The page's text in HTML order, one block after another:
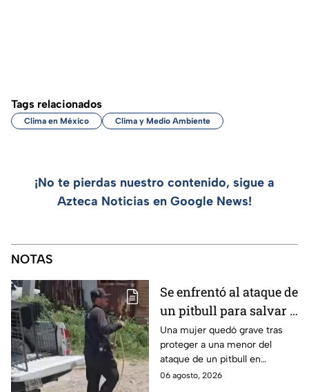
Tags relacionados
Clima en México Clima y Medio Ambiente
¡No te pierdas nuestro contenido, sigue a
Azteca Noticias en Google News!
NOTAS
Se enfrentó al ataque de
un pitbull para salvar a
una menor; hoy lucha
por su vida en Zapopan
Una mujer quedó grave tras
proteger a una menor del
ataque de un pitbull en
Zapopan; la víctima sufrió
06 agosto, 2026